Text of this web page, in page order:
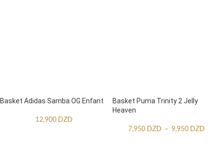
Basket Adidas Samba OG Enfant
12,900 DZD
Basket Puma Trinity 2 Jelly
Heaven
7,950 DZD – 9,950 DZD